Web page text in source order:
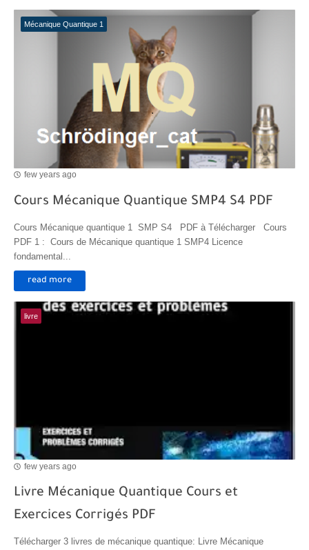
Mécanique Quantique 1
few years ago
Cours Mécanique Quantique SMP4 S4 PDF
Cours Mécanique quantique 1 SMP S4 PDF à Télécharger Cours
PDF 1 : Cours de Mécanique quantique 1 SMP4 Licence
fondamental...
read more
livre
few years ago
Livre Mécanique Quantique Cours et
Exercices Corrigés PDF
Télécharger 3 livres de mécanique quantique: Livre Mécanique